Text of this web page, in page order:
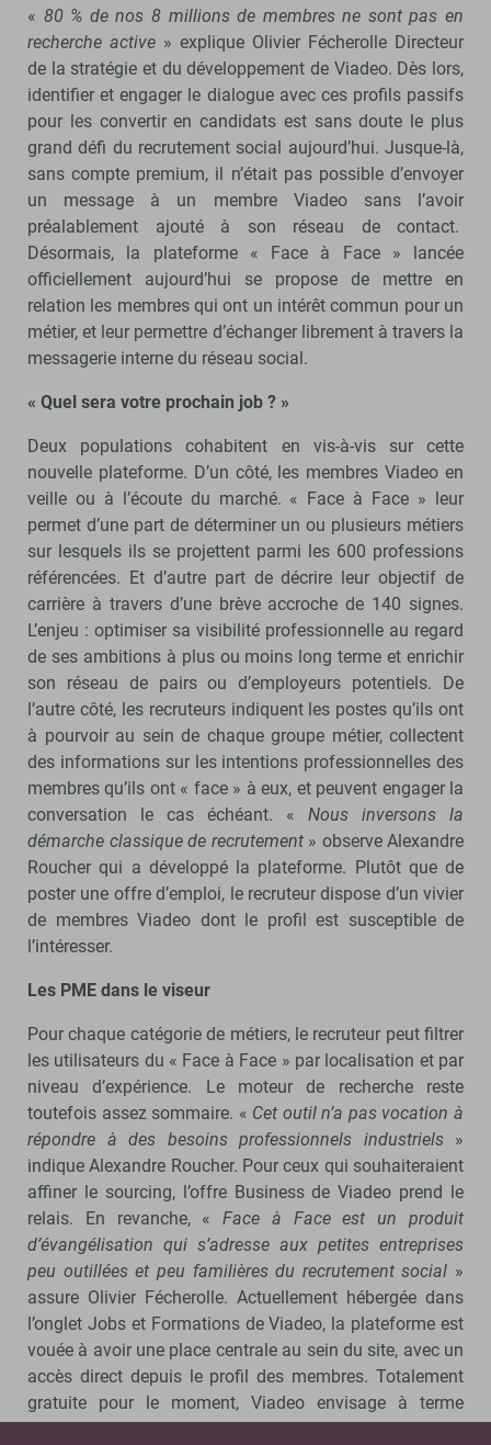
« 80 % de nos 8 millions de membres ne sont pas en
recherche active » explique Olivier Fécherolle Directeur
de la stratégie et du développement de Viadeo. Dès lors,
identifier et engager le dialogue avec ces profils passifs
pour les convertir en candidats est sans doute le plus
grand défi du recrutement social aujourd’hui. Jusque-là,
sans compte premium, il n’était pas possible d’envoyer
un message à un membre Viadeo sans l’avoir
préalablement ajouté à son réseau de contact.
Désormais, la plateforme « Face à Face » lancée
officiellement aujourd’hui se propose de mettre en
relation les membres qui ont un intérêt commun pour un
métier, et leur permettre d’échanger librement à travers la
messagerie interne du réseau social.
« Quel sera votre prochain job ? »
Deux populations cohabitent en vis-à-vis sur cette
nouvelle plateforme. D’un côté, les membres Viadeo en
veille ou à l’écoute du marché. « Face à Face » leur
permet d’une part de déterminer un ou plusieurs métiers
sur lesquels ils se projettent parmi les 600 professions
référencées. Et d’autre part de décrire leur objectif de
carrière à travers d’une brève accroche de 140 signes.
L’enjeu : optimiser sa visibilité professionnelle au regard
de ses ambitions à plus ou moins long terme et enrichir
son réseau de pairs ou d’employeurs potentiels. De
l’autre côté, les recruteurs indiquent les postes qu’ils ont
à pourvoir au sein de chaque groupe métier, collectent
des informations sur les intentions professionnelles des
membres qu’ils ont « face » à eux, et peuvent engager la
conversation le cas échéant. « Nous inversons la
démarche classique de recrutement» observe Alexandre
Roucher qui a développé la plateforme. Plutôt que de
poster une offre d’emploi, le recruteur dispose d’un vivier
de membres Viadeo dont le profil est susceptible de
l’intéresser.
Les PME dans le viseur
Pour chaque catégorie de métiers, le recruteur peut filtrer
les utilisateurs du « Face à Face » par localisation et par
niveau d’expérience. Le moteur de recherche reste
toutefois assez sommaire. « Cet outil n’a pas vocation à
répondre à des besoins professionnels industriels»
indique Alexandre Roucher. Pour ceux qui souhaiteraient
affiner le sourcing, l’offre Business de Viadeo prend le
relais. En revanche, «Face à Face est un produit
d’évangélisation qui s’adresse aux petites entreprises
peu outillées et peu familières du recrutement social »
assure Olivier Fécherolle. Actuellement hébergée dans
l’onglet Jobs et Formations de Viadeo, la plateforme est
vouée à avoir une place centrale au sein du site, avec un
accès direct depuis le profil des membres. Totalement
gratuite pour le moment, Viadeo envisage à terme
d’enrichir les fonctionnalités, en permettant notamment